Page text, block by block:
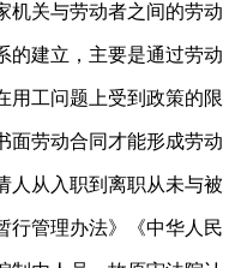
机关与劳动者之间的劳动
的建立，主要是通过劳动
用工问题上受到政策的限
面劳动合同才能形成劳动
人从入职到离职从未与被
行管理办法》《中华人民